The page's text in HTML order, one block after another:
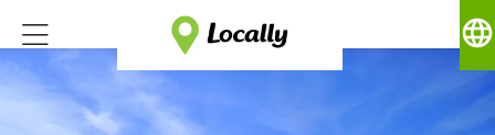
language